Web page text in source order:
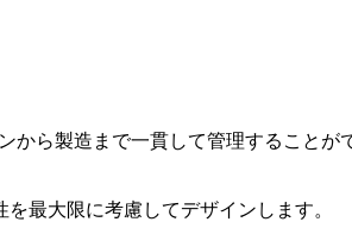
ら製造まで一貫して管理することが
最大限に考慮してデザインします。